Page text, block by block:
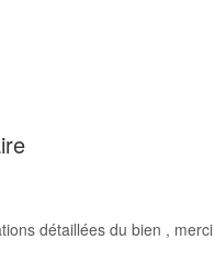
détaillées du bien ,